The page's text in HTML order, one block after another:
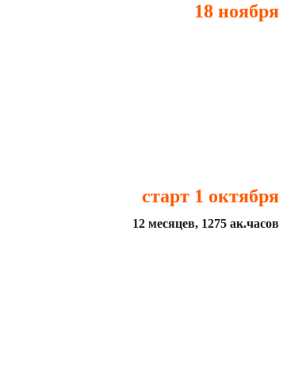
18 ноября
старт 1 октября
12 месяцев, 1275 ак.часов